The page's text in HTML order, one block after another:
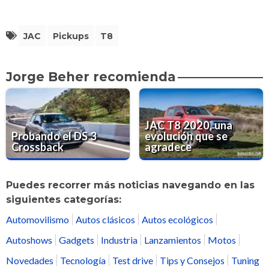
JAC Pickups T8
Jorge Beher recomienda
Probando el DS 3
Crossback
JAC T8 2020, una
evolución que se
agradece
Puedes recorrer más noticias navegando en las
siguientes categorías:
Automovilismo
Autos clásicos
Autos ecológicos
Autoshows
Gadgets Industria Lanzamientos
Motos
Novedades
Tecnología Test drive Tips y Consejos Tuning